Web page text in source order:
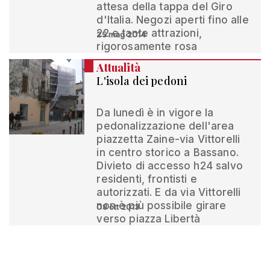
attesa della tappa del Giro
d'Italia. Negozi aperti fino alle
22 e tante attrazioni,
rigorosamente rosa
25 mag 2014
Attualità
L'isola dei pedoni
Da lunedì è in vigore la
pedonalizzazione dell'area
piazzetta Zaine-via Vittorelli
in centro storico a Bassano.
Divieto di accesso h24 salvo
residenti, frontisti e
autorizzati. E da via Vittorelli
non è più possibile girare
verso piazza Libertà
08 ott 2013